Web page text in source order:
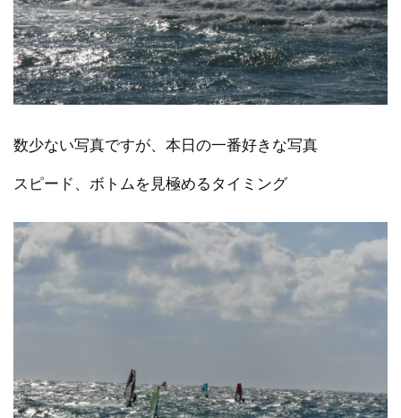
数少ない写真ですが、本日の一番好きな写真
スピード、ボトムを見極めるタイミング